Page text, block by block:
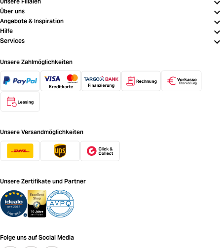
Über uns
Angebote & Inspiration
Hilfe
Services
Unsere Zahlmöglichkeiten
Unsere Versandmöglichkeiten
Unsere Zertifikate und Partner
Folge uns auf Social Media